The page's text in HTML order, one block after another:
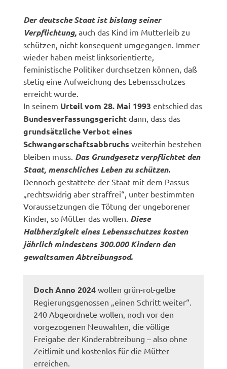
Der deutsche Staat ist bislang seiner
Verpflichtung,auch das Kind im Mutterleib zu
schützen, nicht konsequent umgegangen. Immer
wieder haben meist linksorientierte,
feministische Politiker durchsetzen können, daß
stetig eine Aufweichung des Lebensschutzes
erreicht wurde.
In seinem Urteil vom 28. Mai 1993entschied das
Bundesverfassungsgerichtdann, dass das
grundsätzliche Verbot eines
Schwangerschaftsabbruchs weiterhin bestehen
bleiben muss. Das Grundgesetz verpflichtet den
Staat, menschliches Leben zu schützen.
Dennoch gestattete der Staat mit dem Passus
„rechtswidrig aber straffrei“, unter bestimmten
Voraussetzungen die Tötung der ungeborener
Kinder, so Mütter das wollen. Diese
Halbherzigkeit eines Lebensschutzes kosten
jährlich mindestens 300.000 Kindern den
gewaltsamen Abtreibungsod.
Doch Anno 2024wollen grün-rot-gelbe
Regierungsgenossen „einen Schritt weiter“.
240 Abgeordnete wollen, noch vor den
vorgezogenen Neuwahlen, die völlige
Freigabe der Kinderabtreibung – also ohne
Zeitlimit und kostenlos für die Mütter –
erreichen.